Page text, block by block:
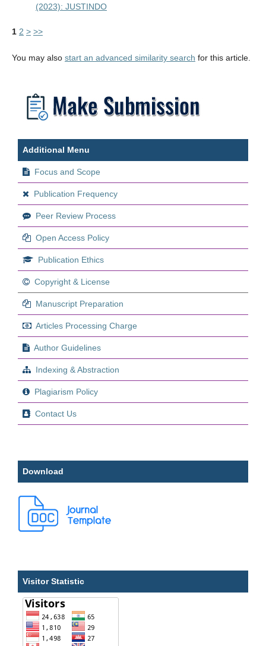
(2023): JUSTINDO
1 2 > >>
You may also start an advanced similarity search for this article.
Additional Menu
Focus and Scope
Publication Frequency
Peer Review Process
Open Access Policy
Publication Ethics
Copyright & License
Manuscript Preparation
Articles Processing Charge
Author Guidelines
Indexing & Abstraction
Plagiarism Policy
Contact Us
Download
Visitor Statistic